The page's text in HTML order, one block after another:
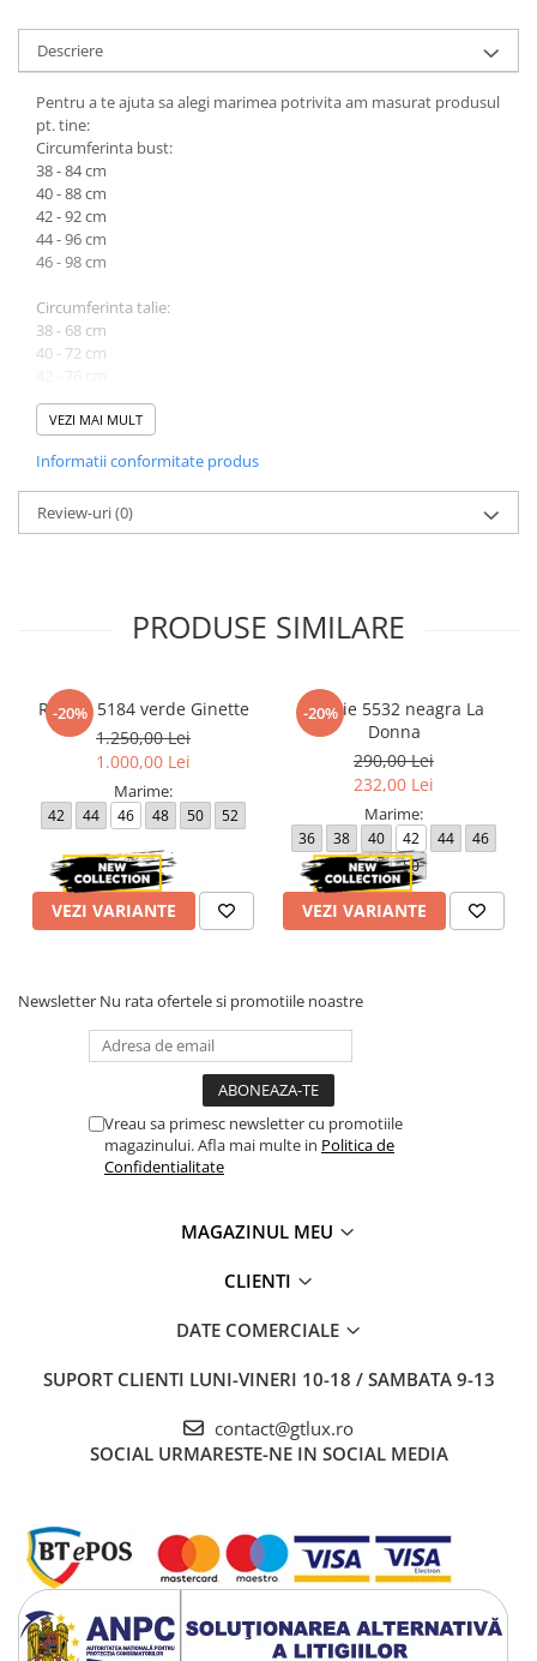
Descriere
Pentru a te ajuta sa alegi marimea potrivita am masurat produsul
pt. tine:
Circumferinta bust:
38 - 84 cm
40 - 88 cm
42 - 92 cm
44 - 96 cm
46 - 98 cm
Circumferinta talie:
38 - 68 cm
40 - 72 cm
44 - 80 cm
46 - 84 cm
Lungime produs cuprinsa intre 123 cm (marimea 38) si 125 cm
(marimea 46).
Atentie! Nuanta produsului poate diferi usor, in functie de
VEZI MAI MULT
Informatii conformitate produs
Review-uri(0)
PRODUSE SIMILARE
-20%
Rochie 5184 verde Ginette
1.250,00 Lei
1.000,00 Lei
Marime:
42 44 46 48 50 52
VEZI VARIANTE
-20%
Rochie 5532 neagra La
Donna
290,00 Lei
232,00 Lei
Marime:
36 38 40 42 44
46
48
50
VEZI VARIANTE
Newsletter Nu rata ofertele si promotiile noastre
Vreau sa primesc newsletter cu promotiile
magazinului. Afla mai multe in Politica de
Confidentialitate
MAGAZINUL MEU
CLIENTI
DATE COMERCIALE
SUPORT CLIENTI LUNI-VINERI 10-18 / SAMBATA 9-13
contact@gtlux.ro
SOCIAL URMARESTE-NE IN SOCIAL MEDIA